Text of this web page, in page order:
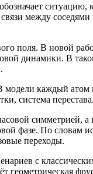
между
поля. В новой
динамики. В
каждый
система
симметрией, а
фазе. По словам
переходы.
с
геометрическая